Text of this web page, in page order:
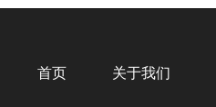
首页 关于我们